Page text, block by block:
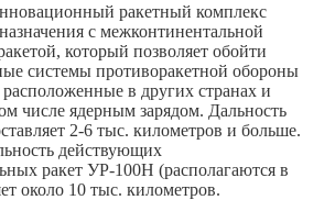
ракетный комплекс
с межконтинентальной
который позволяет обойти
системы противоракетной обороны
в других странах и
числе ядерным зарядом. Дальность
2-6 тыс. километров и больше.
действующих
ракет УР-100Н (располагаются в
около 10 тыс. километров.